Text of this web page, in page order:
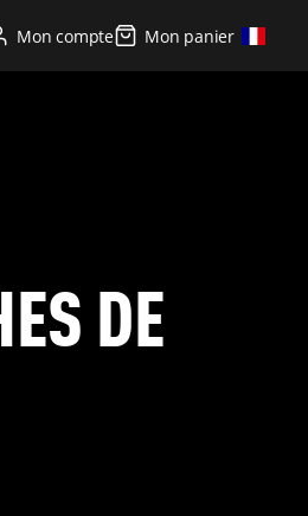
Mon compte Mon panier
DE